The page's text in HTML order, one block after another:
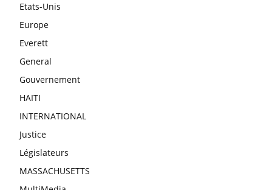
Etats-Unis
Europe
Everett
General
Gouvernement
HAITI
INTERNATIONAL
Justice
Législateurs
MASSACHUSETTS